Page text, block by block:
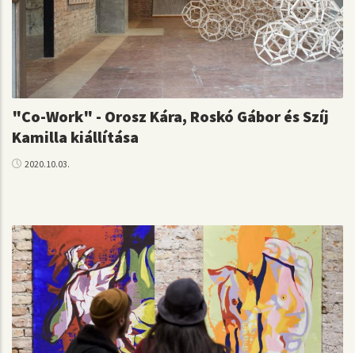
"Co-Work" - Orosz Kára, Roskó Gábor és Szíj
Kamilla kiállítása
2020.10.03.